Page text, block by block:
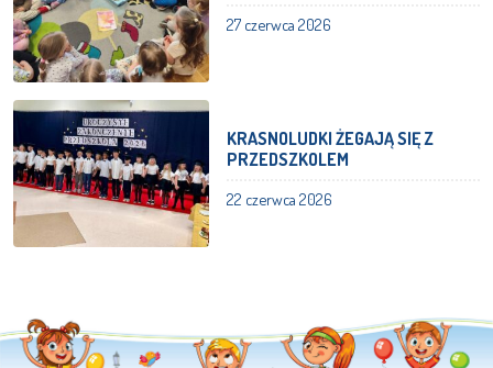
27 czerwca 2026
KRASNOLUDKI ŻEGAJĄ SIĘ Z
PRZEDSZKOLEM
22 czerwca 2026